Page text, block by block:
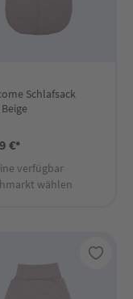
Schlafsack
€*
verfügbar
wählen